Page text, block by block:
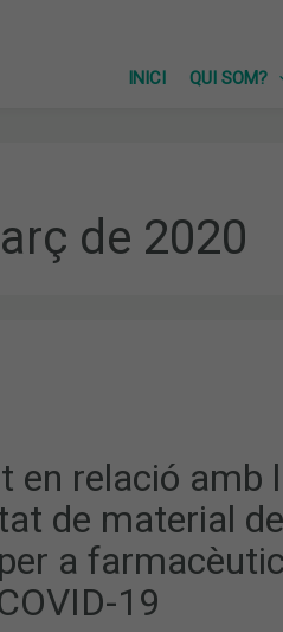
INICI
QUI SOM?
de 2020
en relació amb
de material de
a
19